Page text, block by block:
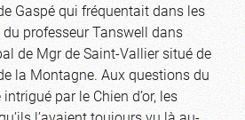
Gaspé qui fréquentait dans les
professeur Tanswell dans
de Mgr de Saint-Vallier situé de
la Montagne. Aux questions du
par le Chien d’or, les